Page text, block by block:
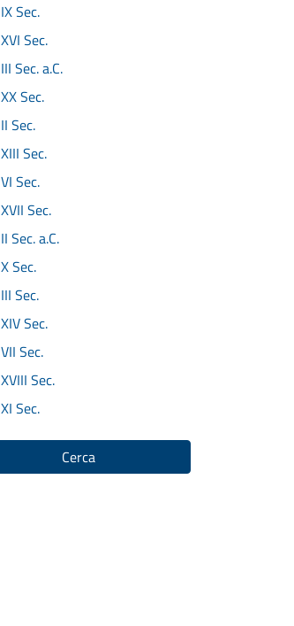
IX Sec.
XVI Sec.
III Sec. a.C.
XX Sec.
II Sec.
XIII Sec.
VI Sec.
XVII Sec.
II Sec. a.C.
X Sec.
III Sec.
XIV Sec.
VII Sec.
XVIII Sec.
XI Sec.
Cerca